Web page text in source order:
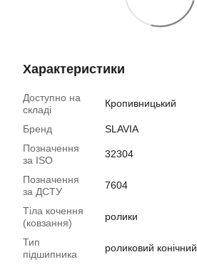
Характеристики
Доступно на
складі
Кропивницький
Бренд
SLAVIA
Позначення
за ISO
32304
Позначення
за ДСТУ
7604
Тіла кочення
(ковзання)
ролики
Тип
підшипника
роликовий конічний